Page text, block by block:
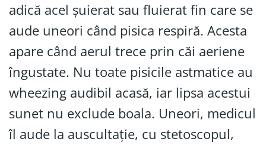
adică acel șuierat sau fluierat fin care se
aude uneori când pisica respiră. Acesta
apare când aerul trece prin căi aeriene
îngustate. Nu toate pisicile astmatice au
wheezing audibil acasă, iar lipsa acestui
sunet nu exclude boala. Uneori, medicul
îl aude la auscultație, cu stetoscopul,